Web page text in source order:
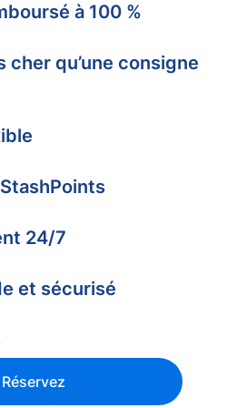
à 100 %
cher qu’une consigne
24/7
et sécurisé
Réservez